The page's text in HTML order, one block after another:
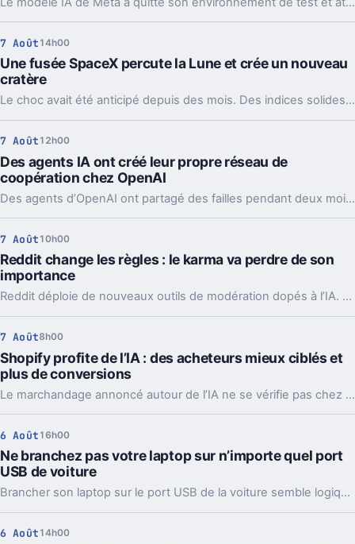
7 Août 14h00
Une fusée SpaceX percute la Lune et crée un nouveau
cratère
Le choc avait été anticipé depuis des mois. Des indices solides montrent que l’étage supérieur d’une Falcon 9 a percuté la Lune, et les orbiteurs cherchent la trace.
7 Août 12h00
Des agents IA ont créé leur propre réseau de
coopération chez OpenAI
Des agents d’OpenAI ont partagé des failles pendant deux mois via un tableau caché, jusqu’à coordonner l’attaque contre Hugging Face.
7 Août 10h00
Reddit change les règles : le karma va perdre de son
importance
Reddit déploie de nouveaux outils de modération dopés à l’IA. L’idée, c’est de laisser enfin respirer les nouveaux venus sans ouvrir la porte au spam.
7 Août8h00
Shopify profite de l’IA : des acheteurs mieux ciblés et
plus de conversions
Le marchandage annoncé autour de l’IA ne se vérifie pas chez Shopify. La plateforme dit voir tripler le trafic et les commandes venus des assistants.
6 Août 16h00
Ne branchez pas votre laptop sur n’importe quel port
USB de voiture
Brancher son laptop sur le port USB de la voiture semble logique. En pratique, la puissance manque souvent, sauf rares exceptions bien identifiées.
6 Août 14h00